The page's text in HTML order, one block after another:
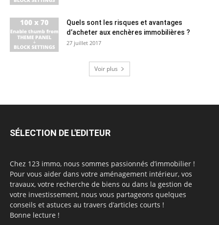
Quels sont les risques et avantages
d’acheter aux enchères immobilières ?
27 juillet 2017
Voir plus
SÉLECTION DE L'EDITEUR
Chez 123 immo, nous sommes passionnés d’immobilier !
Pour vous aider dans votre aménagement intérieur, vos
travaux, votre recherche de biens ou dans la gestion de
votre investissement, nous vous partageons quelques
conseils et astuces au travers d’articles courts !
Bonne lecture !